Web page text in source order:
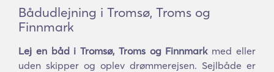
Bådudlejning i Tromsø, Troms og
Finnmark
Lej en båd i Tromsø, Troms og Finnmarkmed eller
uden skipper og oplev drømmerejsen. Sejlbåde er